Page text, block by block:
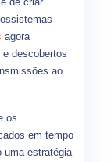
agora
descobertos
ao
os
em tempo
uma estratégia